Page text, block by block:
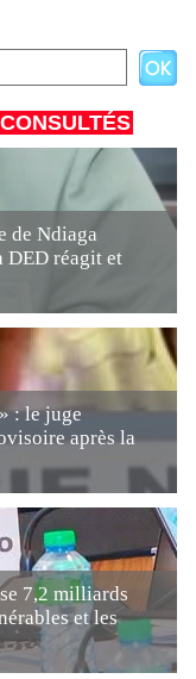
de Ndiaga
DED réagit et
: le juge
après la
7,2 milliards
et les